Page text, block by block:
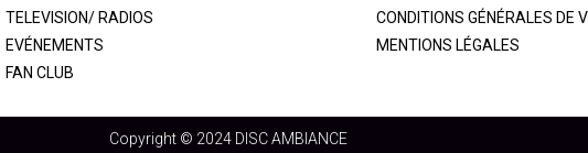
TELEVISION/ RADIOS
EVÉNEMENTS
FAN CLUB
CONDITIONS GÉNÉRALES DE
MENTIONS LÉGALES
Copyright © 2024 DISC AMBIANCE